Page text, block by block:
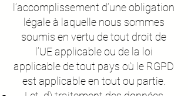
l’accomplissement d’une obligation
légale à laquelle nous sommes
soumis en vertu de tout droit de
l’UE applicable ou de la loi
applicable de tout pays où le RGPD
est applicable en tout ou partie.